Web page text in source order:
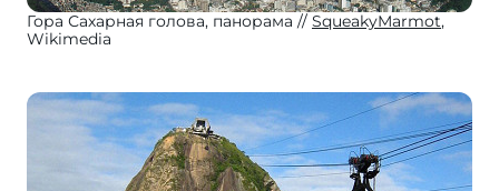
Гора Сахарная голова, панорама SqueakyMarmot,
Wikimedia